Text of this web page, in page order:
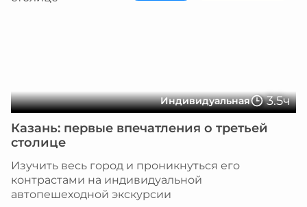
Индивидуальная 3.5ч
Казань: первые впечатления о третьей
столице
Изучить весь город и проникнуться его
контрастами на индивидуальной
автопешеходной экскурсии